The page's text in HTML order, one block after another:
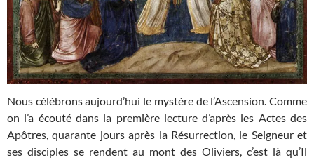
Nous célébrons aujourd’hui le mystère de l’Ascension. Comme
on l’a écouté dans la première lecture d’après les Actes des
Apôtres, quarante jours après la Résurrection, le Seigneur et
ses disciples se rendent au mont des Oliviers, c’est là qu’Il